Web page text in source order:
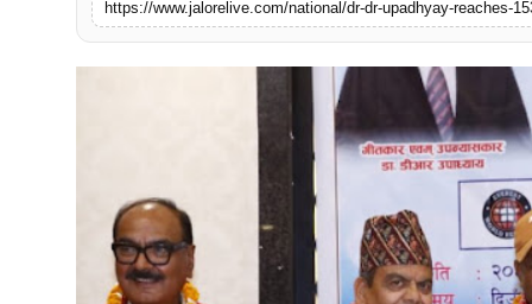
लाइफस्टाइल
https://www.jalorelive.com/national/dr-dr-upadhyay-reaches-